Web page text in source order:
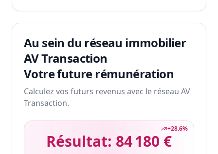
Au sein du réseau immobilier
AV Transaction
Votre future rémunération
Calculez vos futurs revenus avec le réseau AV
Transaction.
+28.6%
Résultat: 84 180 €